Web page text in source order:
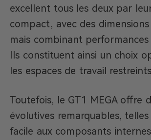
excellent tous les deux par
compact, avec des
mais combinant
Ils constituent ainsi un choix
les espaces de travail
Toutefois, le GT1 MEGA offre
évolutives remarquables, telles
facile aux composants